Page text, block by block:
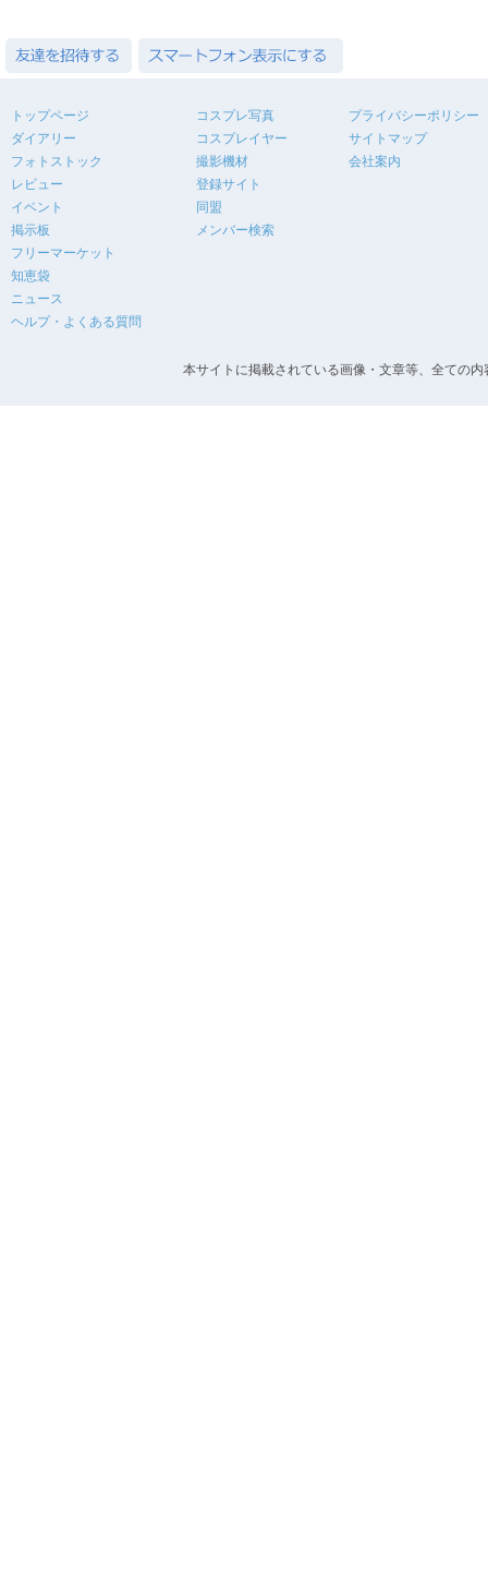
トップページ
ダイアリー
フォトストック
レビュー
イベント
掲示板
フリーマーケット
知恵袋
ニュース
ヘルプ・よくある質問
コスプレ写真
コスプレイヤー
撮影機材
登録サイト
同盟
メンバー検索
プライバシーポリシー
サイトマップ
会社案内
本サイトに掲載されている画像・文章等、全ての